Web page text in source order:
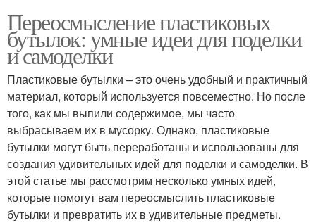
Переосмысление пластиковых
бутылок: умные идеи для поделки
и самоделки
Пластиковые бутылки – это очень удобный и практичный
материал, который используется повсеместно. Но после
того, как мы выпили содержимое, мы часто
выбрасываем их в мусорку. Однако, пластиковые
бутылки могут быть переработаны и использованы для
создания удивительных идей для поделки и самоделки. В
этой статье мы рассмотрим несколько умных идей,
которые помогут вам переосмыслить пластиковые
бутылки и превратить их в удивительные предметы.